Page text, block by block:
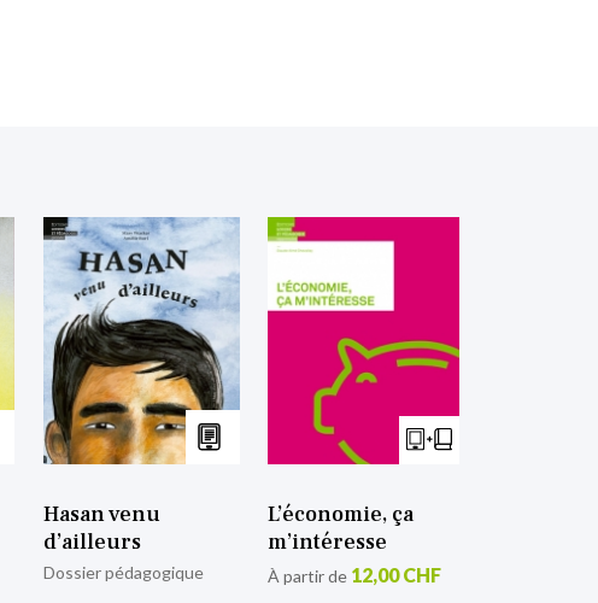
Hasan venu
d’ailleurs
Dossier pédagogique
L’économie, ça
m’intéresse
À partir de 12,00 CHF